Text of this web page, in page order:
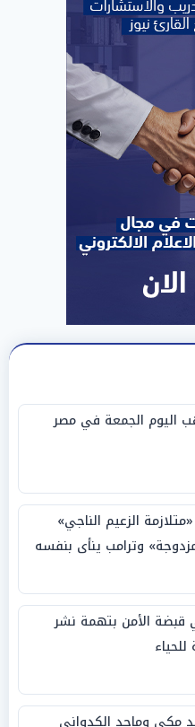
اليوم الجمعة في مصر
الزعيم الناجي»
وترامب ينأى بنفسه
الأمن بتهمة نشر
أحمد مكي وماجد الكدواني